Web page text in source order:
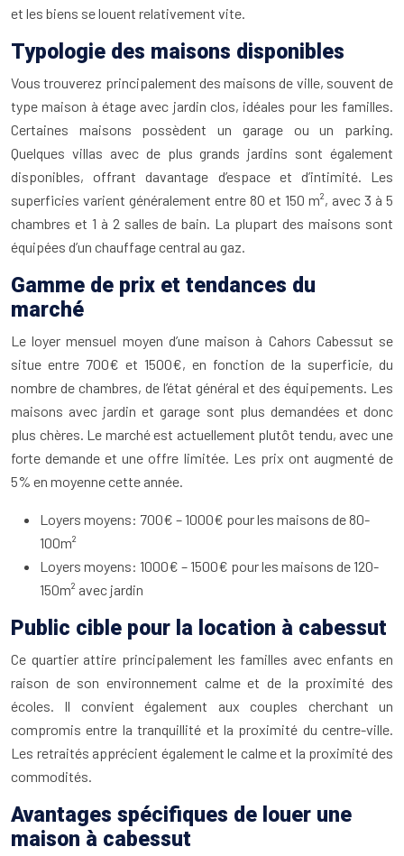
et les biens se louent relativement vite.
Typologie des maisons disponibles
Vous trouverez principalement des maisons de ville, souvent de
type maison à étage avec jardin clos, idéales pour les familles.
Certaines maisons possèdent un garage ou un parking.
Quelques villas avec de plus grands jardins sont également
disponibles, offrant davantage d’espace et d’intimité. Les
superficies varient généralement entre 80 et 150 m², avec 3 à 5
chambres et 1 à 2 salles de bain. La plupart des maisons sont
équipées d’un chauffage central au gaz.
Gamme de prix et tendances du
marché
Le loyer mensuel moyen d’une maison à Cahors Cabessut se
situe entre 700€ et 1500€, en fonction de la superficie, du
nombre de chambres, de l’état général et des équipements. Les
maisons avec jardin et garage sont plus demandées et donc
plus chères. Le marché est actuellement plutôt tendu, avec une
forte demande et une offre limitée. Les prix ont augmenté de
5% en moyenne cette année.
Loyers moyens: 700€ – 1000€ pour les maisons de 80-
100m²
Loyers moyens: 1000€ – 1500€ pour les maisons de 120-
150m² avec jardin
Public cible pour la location à cabessut
Ce quartier attire principalement les familles avec enfants en
raison de son environnement calme et de la proximité des
écoles. Il convient également aux couples cherchant un
compromis entre la tranquillité et la proximité du centre-ville.
Les retraités apprécient également le calme et la proximité des
commodités.
Avantages spécifiques de louer une
maison à cabessut